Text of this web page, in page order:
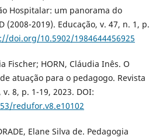
Hospitalar: um panorama do
(2008-2019). Educação, v. 47, n. 1, p.
doi.org/10.5902/1984644456925
Fischer; HORN, Cláudia Inês. O
atuação para o pedagogo. Revista
8, p. 1-19, 2023. DOI:
redufor.v8.e10102
Elane Silva de. Pedagogia